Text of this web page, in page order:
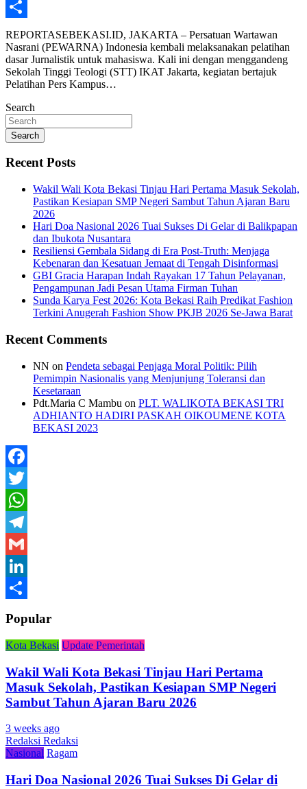
LinkedIn
Share
REPORTASEBEKASI.ID, JAKARTA – Persatuan Wartawan
Nasrani (PEWARNA) Indonesia kembali melaksanakan pelatihan
dasar Jurnalistik untuk mahasiswa. Kali ini dengan menggandeng
Sekolah Tinggi Teologi (STT) IKAT Jakarta, kegiatan bertajuk
Pelatihan Pers Kampus…
Search
Search
Recent Posts
Wakil Wali Kota Bekasi Tinjau Hari Pertama Masuk Sekolah,
Pastikan Kesiapan SMP Negeri Sambut Tahun Ajaran Baru
2026
Hari Doa Nasional 2026 Tuai Sukses Di Gelar di Balikpapan
dan Ibukota Nusantara
Resiliensi Gembala Sidang di Era Post-Truth: Menjaga
Kebenaran dan Kesatuan Jemaat di Tengah Disinformasi
GBI Gracia Harapan Indah Rayakan 17 Tahun Pelayanan,
Pengampunan Jadi Pesan Utama Firman Tuhan
Sunda Karya Fest 2026: Kota Bekasi Raih Predikat Fashion
Terkini Anugerah Fashion Show PKJB 2026 Se-Jawa Barat
Recent Comments
NN on Pendeta sebagai Penjaga Moral Politik: Pilih
Pemimpin Nasionalis yang Menjunjung Toleransi dan
Kesetaraan
Pdt.Maria C Mambu on PLT. WALIKOTA BEKASI TRI
ADHIANTO HADIRI PASKAH OIKOUMENE KOTA
BEKASI 2023
Facebook
Twitter
WhatsApp
Telegram
Gmail
LinkedIn
Popular
Kota Bekasi Update Pemerintah
Wakil Wali Kota Bekasi Tinjau Hari Pertama
Masuk Sekolah, Pastikan Kesiapan SMP Negeri
Sambut Tahun Ajaran Baru 2026
3 weeks ago
Redaksi Redaksi
Nasional Ragam
Hari Doa Nasional 2026 Tuai Sukses Di Gelar di